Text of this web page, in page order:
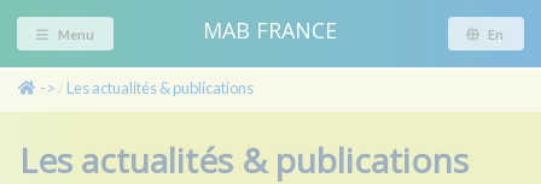
Menu MAB FRANCE En
-> / Les actualités & publications
Les actualités & publications